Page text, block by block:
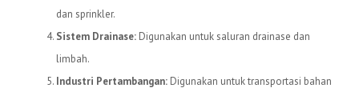
dan sprinkler.
Sistem Drainase: Digunakan untuk saluran drainase dan
limbah.
Industri Pertambangan: Digunakan untuk transportasi bahan